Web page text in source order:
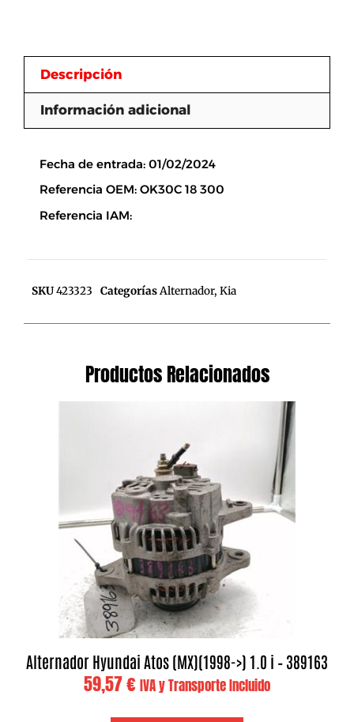
Descripción
Información adicional
Fecha de entrada: 01/02/2024
Referencia OEM: OK30C 18 300
Referencia IAM:
SKU423323 CategoríasAlternador, Kia
Productos Relacionados
Alternador Hyundai Atos (MX)(1998->) 1.0 i – 389163
59,57€ IVA y Transporte Incluido